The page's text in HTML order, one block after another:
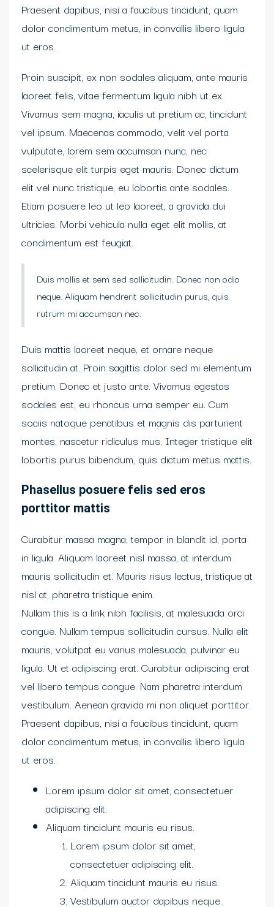
Praesent dapibus, nisi a faucibus tincidunt, quam
dolor condimentum metus, in convallis libero ligula
ut eros.
Proin suscipit, ex non sodales aliquam, ante mauris
laoreet felis, vitae fermentum ligula nibh ut ex.
Vivamus sem magna, iaculis ut pretium ac, tincidunt
vel ipsum. Maecenas commodo, velit vel porta
vulputate, lorem sem accumsan nunc, nec
scelerisque elit turpis eget mauris. Donec dictum
elit vel nunc tristique, eu lobortis ante sodales.
Etiam posuere leo ut leo laoreet, a gravida dui
ultricies. Morbi vehicula nulla eget elit mollis, at
condimentum est feugiat.
Duis mollis et sem sed sollicitudin. Donec non odio
neque. Aliquam hendrerit sollicitudin purus, quis
rutrum mi accumsan nec.
Duis mattis laoreet neque, et ornare neque
sollicitudin at. Proin sagittis dolor sed mi elementum
pretium. Donec et justo ante. Vivamus egestas
sodales est, eu rhoncus urna semper eu. Cum
sociis natoque penatibus et magnis dis parturient
montes, nascetur ridiculus mus. Integer tristique elit
lobortis purus bibendum, quis dictum metus mattis.
Phasellus posuere felis sed eros
porttitor mattis
Curabitur massa magna, tempor in blandit id, porta
in ligula. Aliquam laoreet nisl massa, at interdum
mauris sollicitudin et. Mauris risus lectus, tristique at
nisl at, pharetra tristique enim.
Nullam this is a link nibh facilisis, at malesuada orci
congue. Nullam tempus sollicitudin cursus. Nulla elit
mauris, volutpat eu varius malesuada, pulvinar eu
ligula. Ut et adipiscing erat. Curabitur adipiscing erat
vel libero tempus congue. Nam pharetra interdum
vestibulum. Aenean gravida mi non aliquet porttitor.
Praesent dapibus, nisi a faucibus tincidunt, quam
dolor condimentum metus, in convallis libero ligula
ut eros.
Lorem ipsum dolor sit amet, consectetuer
adipiscing elit.
Aliquam tincidunt mauris eu risus.
Lorem ipsum dolor sit amet,
consectetuer adipiscing elit.
Aliquam tincidunt mauris eu risus.
Vestibulum auctor dapibus neque.